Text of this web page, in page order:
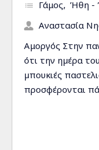
Γάμος Ήθη -
Αναστασία
Αμοργός Στην
ότι την ηµέρα
µπουκιές
προσφέρονται